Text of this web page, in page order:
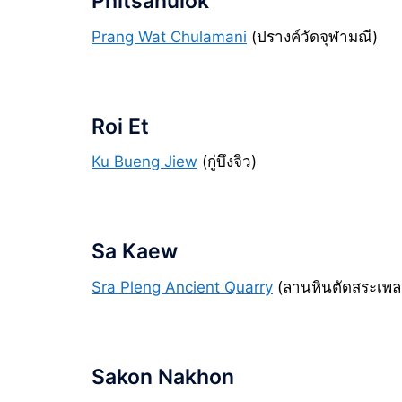
Prang Wat Chulamani (ปรางค์วัดจุฬามณี)
Roi Et
Ku Bueng Jiew (กู่บึงจิว)
Sa Kaew
Sra Pleng Ancient Quarry (ลานหินตัดสระเพ
Sakon Nakhon